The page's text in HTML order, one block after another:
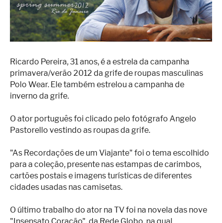
Depois
Superação
Fisiculturismo
Anabolizantes
Suplementação
Alimentação
Treino
Ensaios
Concursos
Praia
Ricardo Pereira, 31 anos, é a estrela da campanha
primavera/verão 2012 da grife de roupas masculinas
Polo Wear. Ele também estrelou a campanha de
inverno da grife.
O ator português foi clicado pelo fotógrafo Angelo
Pastorello vestindo as roupas da grife.
"As Recordações de um Viajante" foi o tema escolhido
para a coleção, presente nas estampas de carimbos,
cartões postais e imagens turísticas de diferentes
cidades usadas nas camisetas.
O último trabalho do ator na TV foi na novela das nove